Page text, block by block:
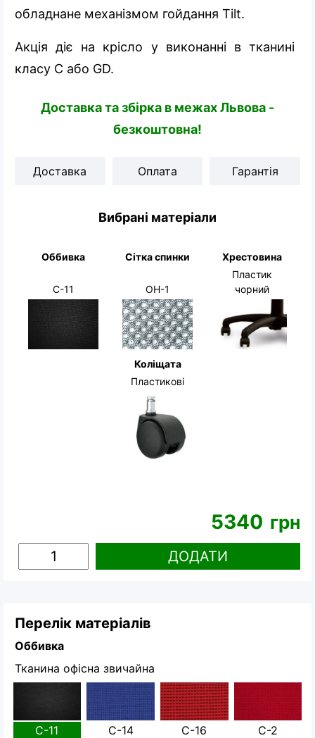
обладнане механізмом гойдання Tilt.
Акція діє на крісло у виконанні в тканині
класу С або GD.
Доставка та збірка в межах Львова -
безкоштовна!
Доставка Оплата Гарантія
Вибрані матеріали
Оббивка
С-11
Сітка спинки
OH-1
Хрестовина
Пластик
чорний
Коліщата
Пластикові
5340 грн
ДОДАТИ
Перелік матеріалів
Оббивка
Тканина офісна звичайна
С-11 С-14 С-16 С-2